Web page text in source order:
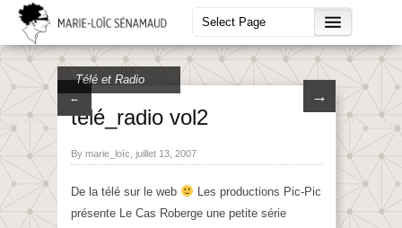
← →
Télé et Radio
télé_radio vol2
By marie_loïc, juillet 13, 2007
De la télé sur le web
Les productions Pic-Pic
présente Le Cas Roberge une petite série